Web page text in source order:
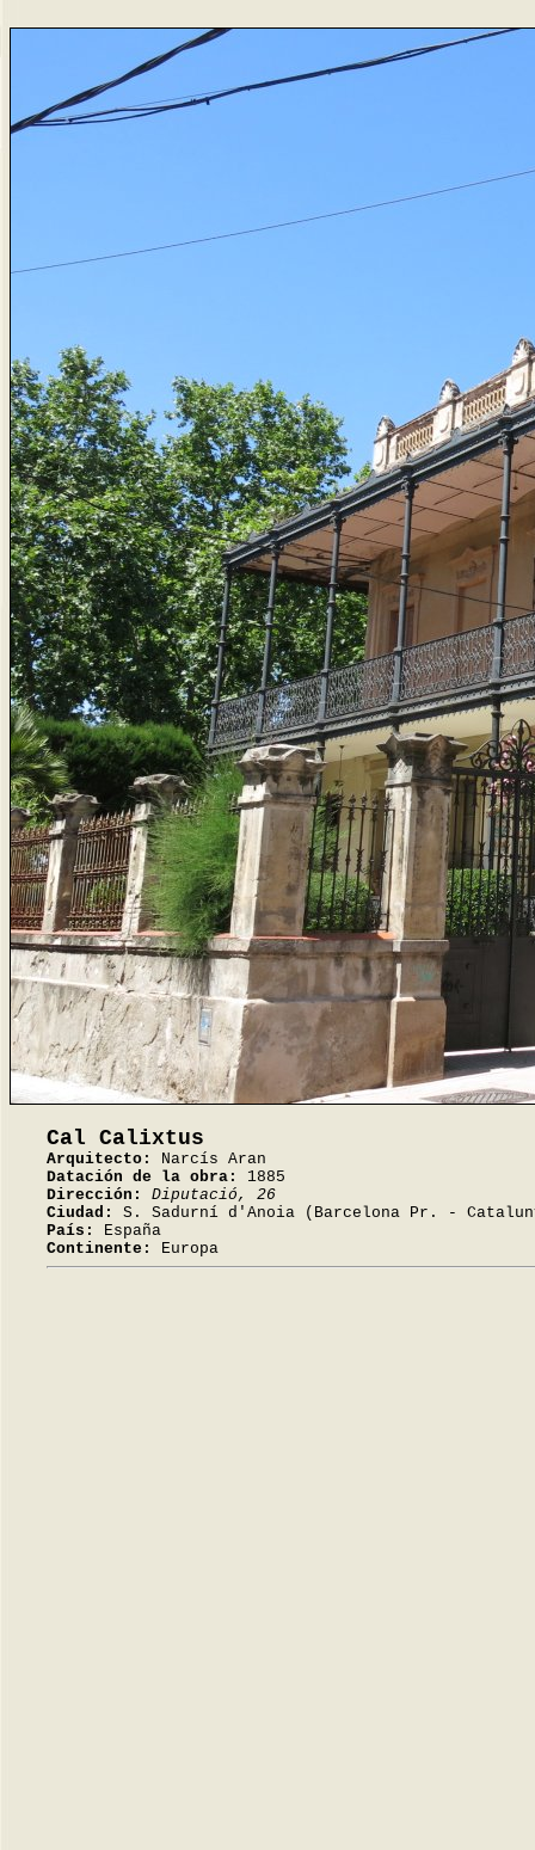
Cal Calixtus
Arquitecto:
Narcís Aran
Datación de la obra:
1885
Dirección:
Diputació, 26
Ciudad:
S. Sadurní d'Anoia (Barcelona Pr. -
País:
España
Continente:
Europa